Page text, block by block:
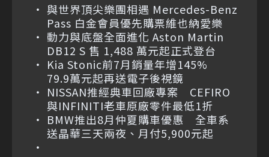
與世界頂尖樂團相遇 Mercedes-Benz
Pass 白金會員優先購票維也納愛樂
動力與底盤全面進化 Aston Martin
DB12 S 售 1,488 萬元起正式登台
Kia Stonic前7月銷量年增145%
79.9萬元起再送電子後視鏡
NISSAN推經典車回廠專案 CEFIRO
與INFINITI老車原廠零件最低1折
BMW推出8月仲夏購車優惠 全車系
送晶華三天兩夜、月付5,900元起